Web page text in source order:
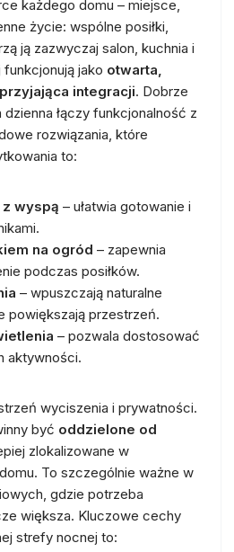
każdego domu – miejsce,
życie: wspólne posiłki,
ją zazwyczaj salon, kuchnia i
funkcjonują jako otwarta,
integracji. Dobrze
łączy funkcjonalność z
rozwiązania, które
to:
z wyspą – ułatwia gotowanie i
na ogród – zapewnia
podczas posiłków.
– wpuszczają naturalne
powiększają przestrzeń.
– pozwala dostosować
aktywności.
wyciszenia i prywatności.
być oddzielone od
zlokalizowane w
To szczególnie ważne w
gdzie potrzeba
większa. Kluczowe cechy
strefy nocnej to: